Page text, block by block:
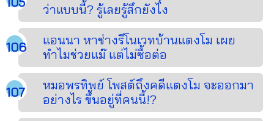
ว่าแบบนี้? รู้เลยรู้สึกยังไง
แอนนา หาช่างรีโนเวทบ้านแตงโม เผย
ทำไมช่วยแม๊ แต่ไม่ซื้อต่อ
หมอพรทิพย์ โพสต์ถึงคดีแตงโม จะออกมา
อย่างไร ขึ้นอยู่ที่คนนี้!?